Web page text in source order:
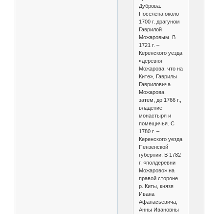
Дуброва.
Поселена около
1700 г. драгуном
Гаврилой
Можаровым. В
1721 г. –
Керенского уезда
«деревня
Можарова, что на
Ките», Гаврилы
Гавриловича
Можарова,
затем, до 1766 г.,
владение
монастыря и
помещичья. С
1780 г. –
Керенского уезда
Пензенской
губернии. В 1782
г. «полдеревни
Можарово» на
правой стороне
р. Киты, князя
Ивана
Афанасьевича,
Анны Ивановны